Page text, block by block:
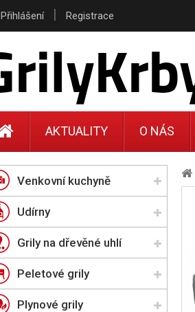
Venkovní kuchyně
Udírny
Grily na dřevěné uhlí
Peletové grily
Plynové grily
Přihlášení | Registrace
AKTUALITY O NÁS